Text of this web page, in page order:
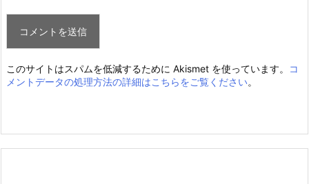
このサイトはスパムを低減するために Akismet を使っています。
コ
メントデータの処理方法の詳細はこちらをご覧ください。